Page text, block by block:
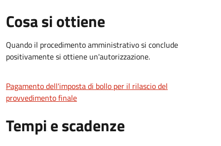
Cosa si ottiene
Quando il procedimento amministrativo si conclude
positivamente si ottiene un'autorizzazione.
Pagamento dell'imposta di bollo per il rilascio del
provvedimento finale
Tempi e scadenze